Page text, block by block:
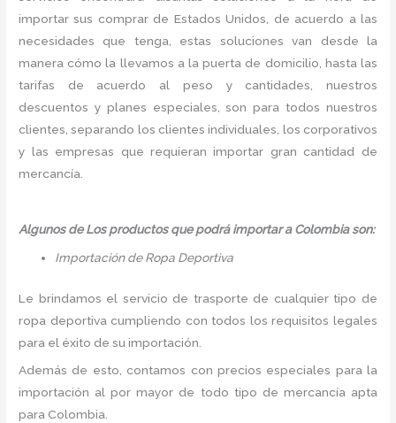
importar sus comprar de Estados Unidos, de acuerdo a las
necesidades que tenga, estas soluciones van desde la
manera cómo la llevamos a la puerta de domicilio, hasta las
tarifas de acuerdo al peso y cantidades, nuestros
descuentos y planes especiales, son para todos nuestros
clientes, separando los clientes individuales, los corporativos
y las empresas que requieran importar gran cantidad de
mercancía.
Algunos de Los productos que podrá importar a Colombia son:
Importación de Ropa Deportiva
Le brindamos el servicio de trasporte de cualquier tipo de
ropa deportiva cumpliendo con todos los requisitos legales
para el éxito de su importación.
Además de esto, contamos con precios especiales para la
importación al por mayor de todo tipo de mercancía apta
para Colombia.